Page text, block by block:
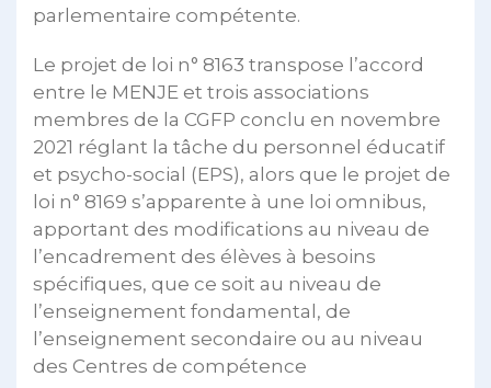
parlementaire compétente.
Le projet de loi n° 8163 transpose l’accord
entre le MENJE et trois associations
membres de la CGFP conclu en novembre
2021 réglant la tâche du personnel éducatif
et psycho-social (EPS), alors que le projet de
loi n° 8169 s’apparente à une loi omnibus,
apportant des modifications au niveau de
l’encadrement des élèves à besoins
spécifiques, que ce soit au niveau de
l’enseignement fondamental, de
l’enseignement secondaire ou au niveau
des Centres de compétence